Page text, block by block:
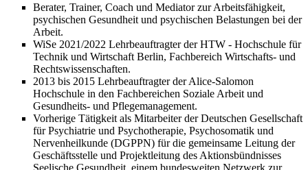
Berater, Trainer, Coach und Mediator zur Arbeitsfähigkeit,
psychischen Gesundheit und psychischen Belastungen bei der
Arbeit.
WiSe 2021/2022 Lehrbeauftragter der HTW - Hochschule für
Technik und Wirtschaft Berlin, Fachbereich Wirtschafts- und
Rechtswissenschaften.
2013 bis 2015 Lehrbeauftragter der Alice-Salomon
Hochschule in den Fachbereichen Soziale Arbeit und
Gesundheits- und Pflegemanagement.
Vorherige Tätigkeit als Mitarbeiter der Deutschen Gesellschaft
für Psychiatrie und Psychotherapie, Psychosomatik und
Nervenheilkunde (DGPPN) für die gemeinsame Leitung der
Geschäftsstelle und Projektleitung des Aktionsbündnisses
Seelische Gesundheit, einem bundesweiten Netzwerk zur